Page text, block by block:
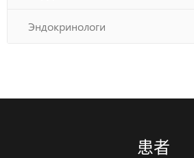
Эндокринологи
患者